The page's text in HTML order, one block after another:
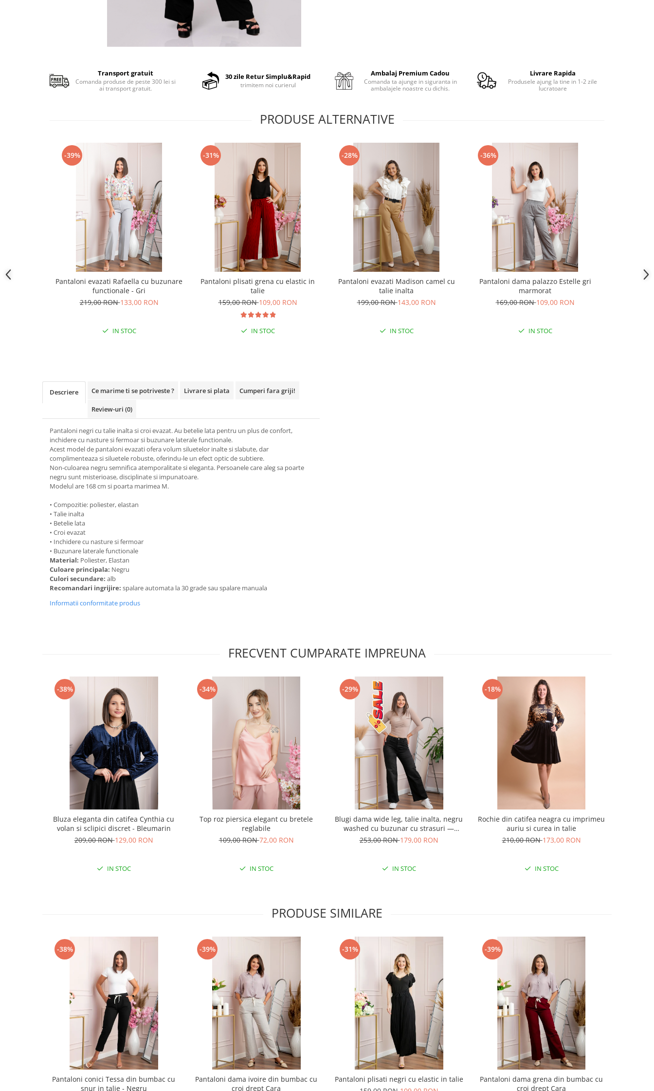
Transport gratuit
Comanda produse de peste 300 lei si
ai transport gratuit.
30 zile Retur Simplu&Rapid
trimitem noi curierul
Ambalaj Premium Cadou
Comanda ta ajunge in siguranta in
ambalajele noastre cu dichis.
Livrare Rapida
Produsele ajung la tine in 1-2 zile
lucratoare
PRODUSE ALTERNATIVE
-39%
Pantaloni evazati Rafaella cu buzunare
functionale - Gri
219,00 RON133,00 RON
IN STOC
-31%
Pantaloni plisati grena cu elastic in
talie
159,00 RON109,00 RON
IN STOC
-28%
Pantaloni evazati Madison camel cu
talie inalta
199,00 RON143,00 RON
IN STOC
-36%
Pantaloni dama palazzo Estelle gri
marmorat
169,00 RON109,00 RON
IN STOC
Pantaloni
Descriere Ce marime ti se potriveste ? Livrare si plata Cumperi fara griji!
Review-uri (0)
Pantaloni negri cu talie inalta si croi evazat. Au betelie lata pentru un plus de confort,
inchidere cu nasture si fermoar si buzunare laterale functionale.
Acest model de pantaloni evazati ofera volum siluetelor inalte si slabute, dar
complimenteaza si siluetele robuste, oferindu-le un efect optic de subtiere.
Non-culoarea negru semnifica atemporalitate si eleganta. Persoanele care aleg sa poarte
negru sunt misterioase, disciplinate si impunatoare.
Modelul are 168 cm si poarta marimea M.
• Compozitie: poliester, elastan
• Talie inalta
• Betelie lata
• Croi evazat
• Inchidere cu nasture si fermoar
• Buzunare laterale functionale
Material: Poliester, Elastan
Culoare principala: Negru
Culori secundare: alb
Recomandari ingrijire: spalare automata la 30 grade sau spalare manuala
Informatii conformitate produs
FRECVENT CUMPARATE IMPREUNA
-38%
Bluza eleganta din catifea Cynthia cu
volan si sclipici discret - Bleumarin
209,00 RON129,00 RON
IN STOC
-34%
Top roz piersica elegant cu bretele
reglabile
109,00 RON72,00 RON
IN STOC
-29%
Blugi dama wide leg, talie inalta, negru
washed cu buzunar cu strasuri —
Britney
253,00 RON179,00 RON
IN STOC
-18%
Rochie din catifea neagra cu imprimeu
auriu si curea in talie
210,00 RON173,00 RON
IN STOC
PRODUSE SIMILARE
-38%
Pantaloni conici Tessa din bumbac cu
snur in talie - Negru
-39%
Pantaloni dama ivoire din bumbac cu
croi drept Cara
-31%
Pantaloni plisati negri cu elastic in talie
-39%
Pantaloni dama grena din bumbac cu
croi drept Cara